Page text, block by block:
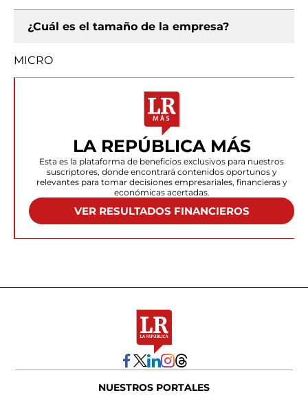
¿Cuál es el tamaño de la empresa?
MICRO
LA REPÚBLICA MÁS
Esta es la plataforma de beneficios exclusivos para nuestros
suscriptores, donde encontrará contenidos oportunos y
relevantes para tomar decisiones empresariales, financieras y
económicas acertadas.
VER RESULTADOS FINANCIEROS
NUESTROS PORTALES